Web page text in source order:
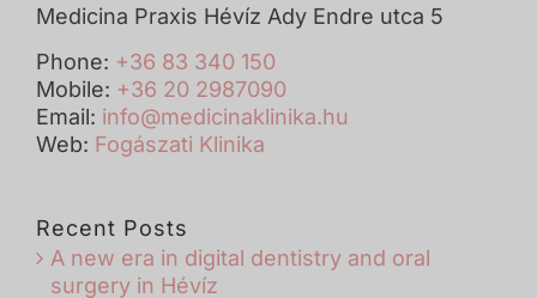
Medicina Praxis Hévíz Ady Endre utca 5
Phone: +36 83 340 150
Mobile: +36 20 2987090
Email: info@medicinaklinika.hu
Web: Fogászati Klinika
Recent Posts
A new era in digital dentistry and oral
surgery in Hévíz